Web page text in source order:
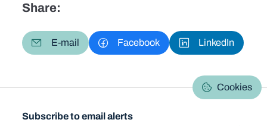
Share:
E-mail Facebook LinkedIn
Cookies
Subscribe to email alerts